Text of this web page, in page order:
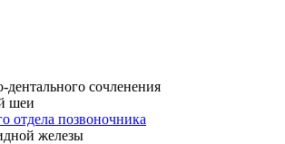
сочленения
шеи
отдела позвоночника
железы